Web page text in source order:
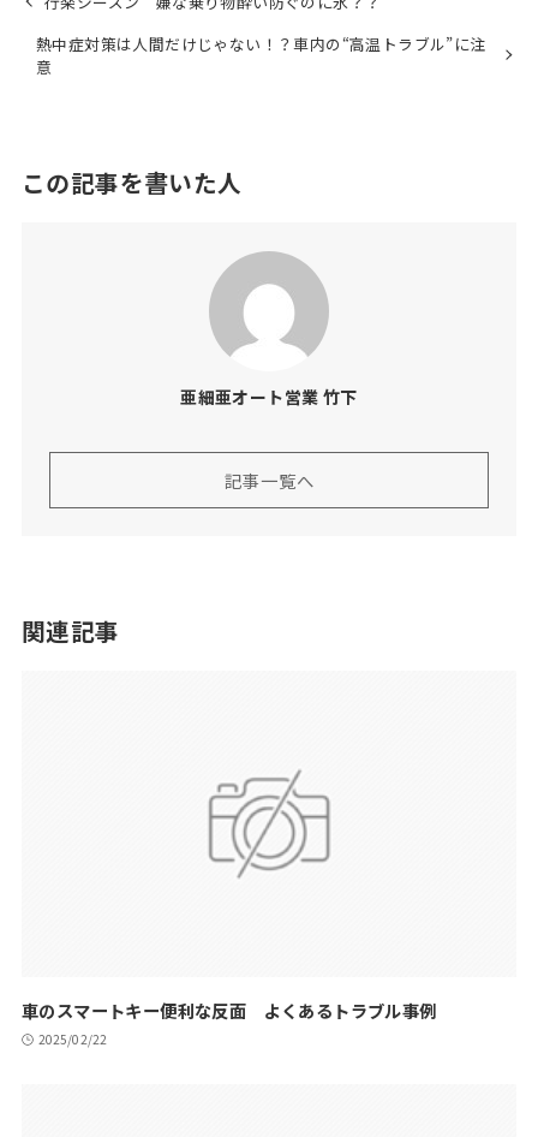
熱中症対策は人間だけじゃない！？車内の“高温トラブル”に注
意
この記事を書いた人
亜細亜オート営業 竹下
記事一覧へ
関連記事
車のスマートキー便利な反面 よくあるトラブル事例
2025/02/22